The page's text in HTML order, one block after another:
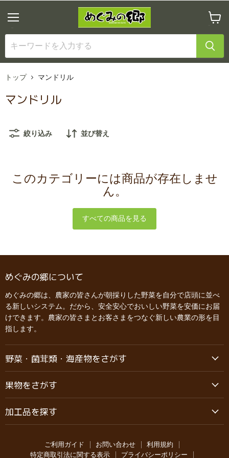
ニ
ュ
ー
ー
ト
を
見
トップ
マンドリル
マンドリル
絞り込み 並び替え
このカテゴリーには商品が存在しませ
ん。
すべての商品を見る
めぐみの郷について
めぐみの郷は、農家の皆さんが朝採りした野菜を自分で店頭に並べ
る新しいシステム。だから、安全安心でおいしい野菜を安価にお届
けできます。農家の皆さまとお客さまをつなぐ新しい農業の形を目
指します。
野菜・菌茸類・海産物をさがす
果物をさがす
加工品を探す
ご利用ガイド お問い合わせ
利用規約
特定商取引法に関する表示
プライバシーポリシー